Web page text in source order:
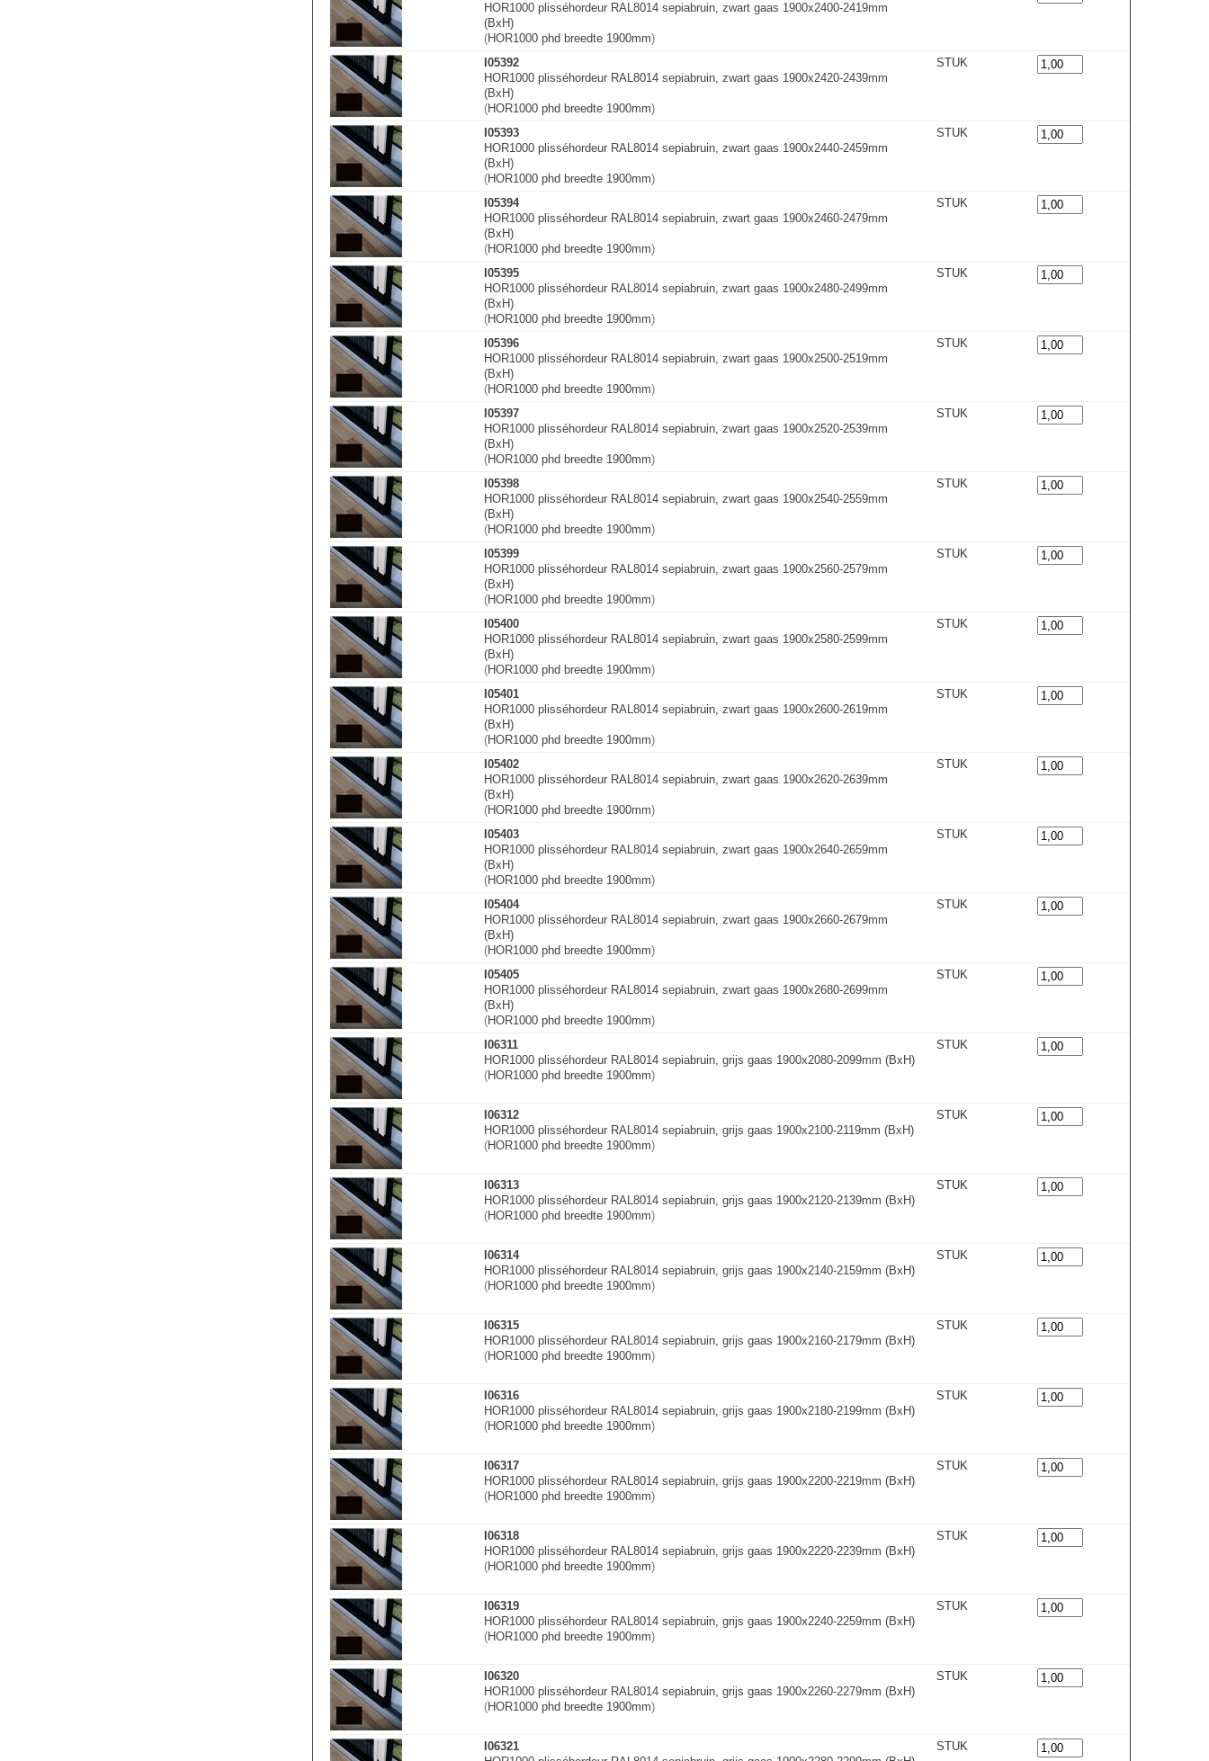
HOR1000 plisséhordeur RAL8014 sepiabruin, zwart gaas 1900x2400-2419mm
(BxH)
(HOR1000 phd breedte 1900mm)
I05392
HOR1000 plisséhordeur RAL8014 sepiabruin, zwart gaas 1900x2420-2439mm
(BxH)
(HOR1000 phd breedte 1900mm)
STUK
I05393
HOR1000 plisséhordeur RAL8014 sepiabruin, zwart gaas 1900x2440-2459mm
(BxH)
(HOR1000 phd breedte 1900mm)
STUK
I05394
HOR1000 plisséhordeur RAL8014 sepiabruin, zwart gaas 1900x2460-2479mm
(BxH)
(HOR1000 phd breedte 1900mm)
STUK
I05395
HOR1000 plisséhordeur RAL8014 sepiabruin, zwart gaas 1900x2480-2499mm
(BxH)
(HOR1000 phd breedte 1900mm)
STUK
I05396
HOR1000 plisséhordeur RAL8014 sepiabruin, zwart gaas 1900x2500-2519mm
(BxH)
(HOR1000 phd breedte 1900mm)
STUK
I05397
HOR1000 plisséhordeur RAL8014 sepiabruin, zwart gaas 1900x2520-2539mm
(BxH)
(HOR1000 phd breedte 1900mm)
STUK
I05398
HOR1000 plisséhordeur RAL8014 sepiabruin, zwart gaas 1900x2540-2559mm
(BxH)
(HOR1000 phd breedte 1900mm)
STUK
I05399
HOR1000 plisséhordeur RAL8014 sepiabruin, zwart gaas 1900x2560-2579mm
(BxH)
(HOR1000 phd breedte 1900mm)
STUK
I05400
HOR1000 plisséhordeur RAL8014 sepiabruin, zwart gaas 1900x2580-2599mm
(BxH)
(HOR1000 phd breedte 1900mm)
STUK
I05401
HOR1000 plisséhordeur RAL8014 sepiabruin, zwart gaas 1900x2600-2619mm
(BxH)
(HOR1000 phd breedte 1900mm)
STUK
I05402
HOR1000 plisséhordeur RAL8014 sepiabruin, zwart gaas 1900x2620-2639mm
(BxH)
(HOR1000 phd breedte 1900mm)
STUK
I05403
HOR1000 plisséhordeur RAL8014 sepiabruin, zwart gaas 1900x2640-2659mm
(BxH)
(HOR1000 phd breedte 1900mm)
STUK
I05404
HOR1000 plisséhordeur RAL8014 sepiabruin, zwart gaas 1900x2660-2679mm
(BxH)
(HOR1000 phd breedte 1900mm)
STUK
I05405
HOR1000 plisséhordeur RAL8014 sepiabruin, zwart gaas 1900x2680-2699mm
(BxH)
(HOR1000 phd breedte 1900mm)
STUK
I06311
HOR1000 plisséhordeur RAL8014 sepiabruin, grijs gaas 1900x2080-2099mm (BxH)
(HOR1000 phd breedte 1900mm)
STUK
I06312
HOR1000 plisséhordeur RAL8014 sepiabruin, grijs gaas 1900x2100-2119mm (BxH)
(HOR1000 phd breedte 1900mm)
STUK
I06313
HOR1000 plisséhordeur RAL8014 sepiabruin, grijs gaas 1900x2120-2139mm (BxH)
(HOR1000 phd breedte 1900mm)
STUK
I06314
HOR1000 plisséhordeur RAL8014 sepiabruin, grijs gaas 1900x2140-2159mm (BxH)
(HOR1000 phd breedte 1900mm)
STUK
I06315
HOR1000 plisséhordeur RAL8014 sepiabruin, grijs gaas 1900x2160-2179mm (BxH)
(HOR1000 phd breedte 1900mm)
STUK
I06316
HOR1000 plisséhordeur RAL8014 sepiabruin, grijs gaas 1900x2180-2199mm (BxH)
(HOR1000 phd breedte 1900mm)
STUK
I06317
HOR1000 plisséhordeur RAL8014 sepiabruin, grijs gaas 1900x2200-2219mm (BxH)
(HOR1000 phd breedte 1900mm)
STUK
I06318
HOR1000 plisséhordeur RAL8014 sepiabruin, grijs gaas 1900x2220-2239mm (BxH)
(HOR1000 phd breedte 1900mm)
STUK
I06319
HOR1000 plisséhordeur RAL8014 sepiabruin, grijs gaas 1900x2240-2259mm (BxH)
(HOR1000 phd breedte 1900mm)
STUK
I06320
HOR1000 plisséhordeur RAL8014 sepiabruin, grijs gaas 1900x2260-2279mm (BxH)
(HOR1000 phd breedte 1900mm)
STUK
I06321
STUK